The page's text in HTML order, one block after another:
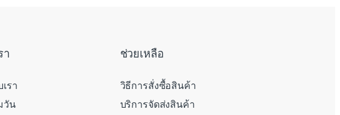
า
รา
วัน
ช่วยเหลือ
วิธีการสั่งซื้อสินค้า
บริการจัดส่งสินค้า